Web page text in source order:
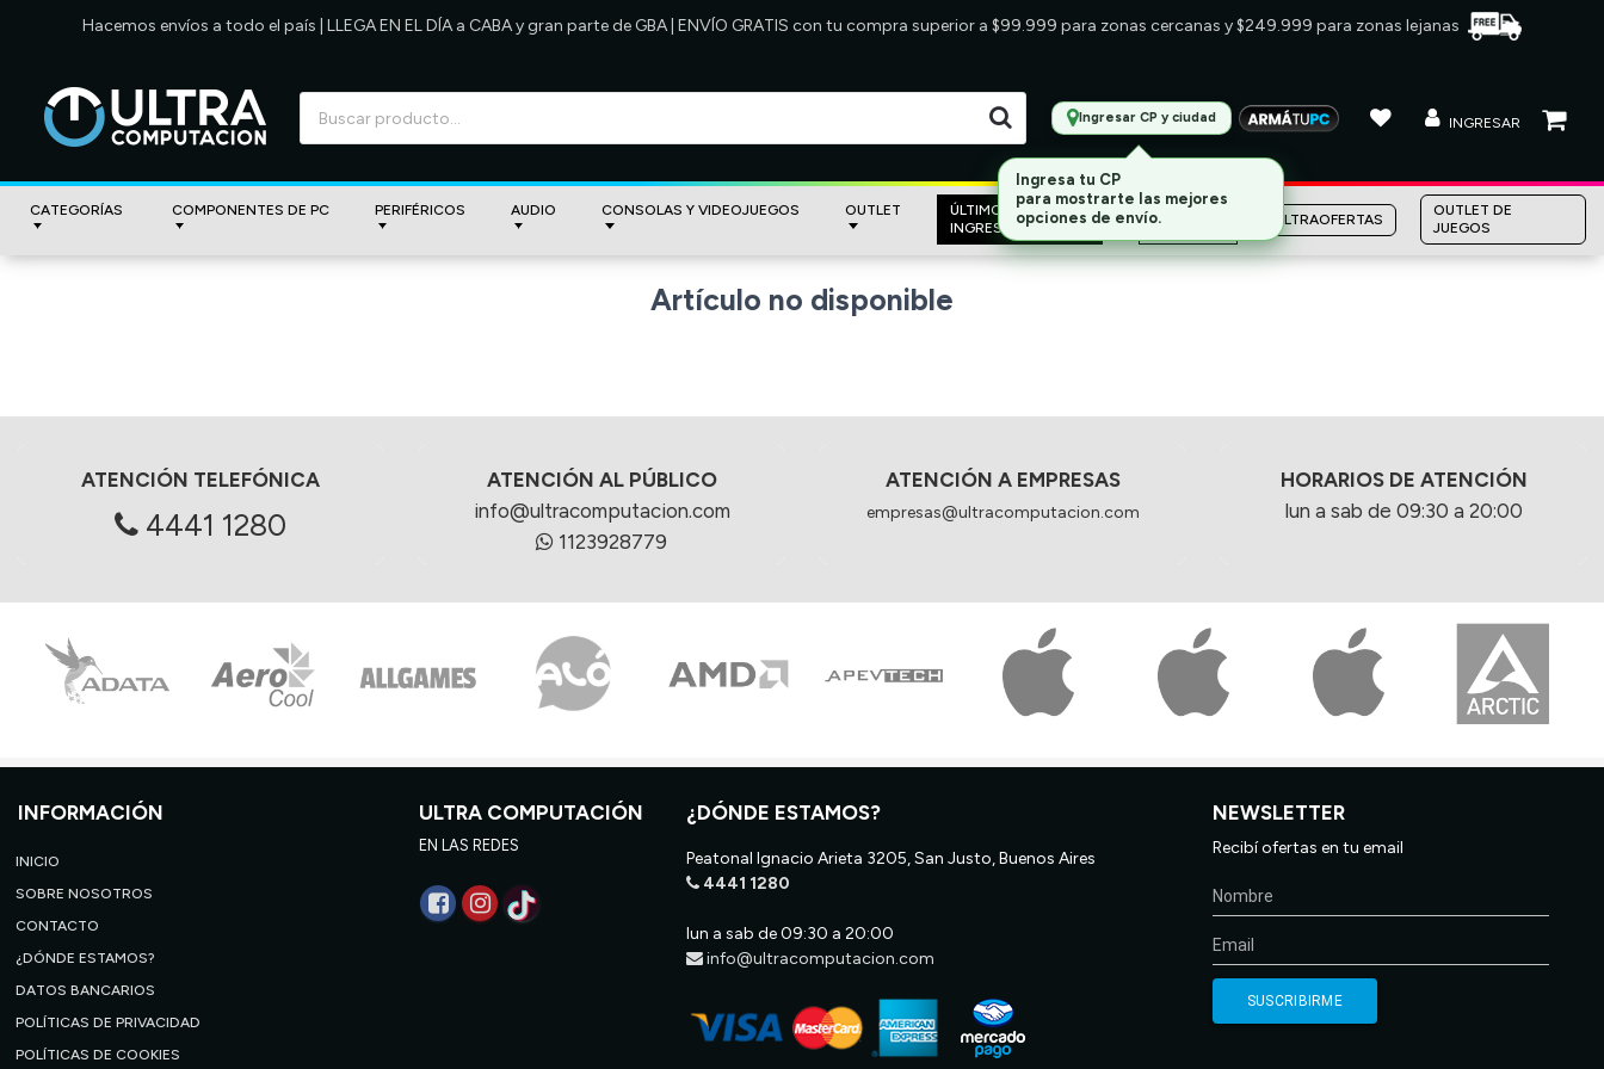
Hacemos envíos a todo el país | LLEGA EN EL DÍA a CABA y gran parte de GBA | ENVÍO GRATIS con tu compra superior a $99.999 para zonas cercanas y $249.999 para zonas lejanas
Ingresar CP y ciudad INGRESAR
CATEGORÍAS COMPONENTES DE PC PERIFÉRICOS AUDIO CONSOLAS Y VIDEOJUEGOS OUTLET
ÚLTIMOS
INGRESOS
MARCAS
ULTRAOFERTAS
OUTLET DE
JUEGOS
Artículo no disponible
ATENCIÓN TELEFÓNICA
4441 1280
ATENCIÓN AL PÚBLICO
info@ultracomputacion.com
1123928779
ATENCIÓN A EMPRESAS
empresas@ultracomputacion.com
HORARIOS DE ATENCIÓN
lun a sab de 09:30 a 20:00
INFORMACIÓN
INICIO
SOBRE NOSOTROS
CONTACTO
¿DÓNDE ESTAMOS?
DATOS BANCARIOS
POLÍTICAS DE PRIVACIDAD
POLÍTICAS DE COOKIES
ULTRA COMPUTACIÓN
EN LAS REDES
¿DÓNDE ESTAMOS?
Peatonal Ignacio Arieta 3205, San Justo, Buenos Aires
4441 1280
lun a sab de 09:30 a 20:00
info@ultracomputacion.com
NEWSLETTER
Recibí ofertas en tu email
Ingresa tu CP
para mostrarte las mejores
opciones de envío.